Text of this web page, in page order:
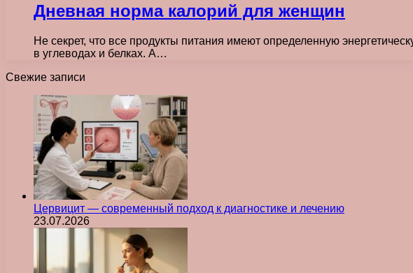
Дневная норма калорий для женщин
Не секрет, что все продукты питания имеют определенную
в углеводах и белках. А…
Свежие записи
Цервицит — современный подход к диагностике и лечению
23.07.2026